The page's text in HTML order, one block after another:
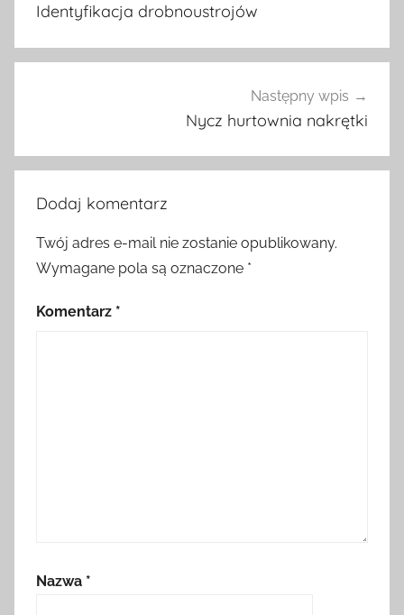
Identyfikacja drobnoustrojów
Następny wpis
Nycz hurtownia nakrętki
Dodaj komentarz
Twój adres e-mail nie zostanie opublikowany.
Wymagane pola są oznaczone *
Komentarz *
Nazwa *